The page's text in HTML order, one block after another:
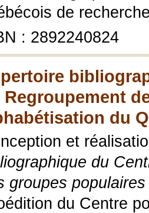
de
: 2892240824
Regroupement
du
et
du
groupes
du Centre